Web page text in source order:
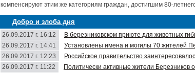
компенсируют этим же категориям граждан, достигшим 80-
Добро и злоба дня
26.09.2017 г. 16:12
В березниковском приюте для животных
26.09.2017 г. 14:41
Установлены имена и могилы 70 жителей
26.09.2017 г. 12:23
Российское правительство
26.09.2017 г. 11:22
Политически активные жители Березников